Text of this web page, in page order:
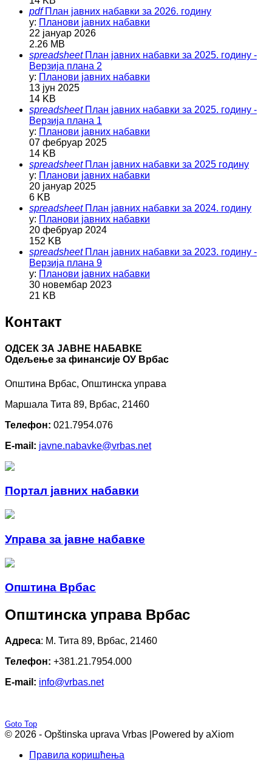
pdf План јавних набавки за 2026. годину
у: Планови јавних набавки
22 јануар 2026
2.26 MB
spreadsheet План јавних набавки за 2025. годину -
Верзија плана 2
у: Планови јавних набавки
13 јун 2025
14 KB
spreadsheet План јавних набавки за 2025. годину -
Верзија плана 1
у: Планови јавних набавки
07 фебруар 2025
14 KB
spreadsheet План јавних набавки за 2025 годину
у: Планови јавних набавки
20 јануар 2025
6 KB
spreadsheet План јавних набавки за 2024. годину
у: Планови јавних набавки
20 фебруар 2024
152 KB
spreadsheet План јавних набавки за 2023. годину -
Верзија плана 9
у: Планови јавних набавки
30 новембар 2023
21 KB
Контакт
ОДСЕК ЗА ЈАВНЕ НАБАВКЕ
Oдељење за финансије ОУ Врбас
Општина Врбас, Општинска управа
Маршала Тита 89, Врбас, 21460
Телефон: 021.7954.076
E-mail: javne.nabavke@vrbas.net
Портал јавних набавки
Управа за јавне набавке
Општина Врбас
Општинска управа Врбас
Адреса: М. Тита 89, Врбас, 21460
Телефон: +381.21.7954.000
E-mail: info@vrbas.net
Goto Top
© 2026 - Opštinska uprava Vrbas | Powered by aXiom
Правила коришћења